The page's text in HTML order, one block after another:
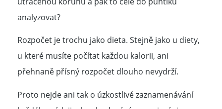
analyzovat?
Rozpočet je trochu jako dieta. Stejně jako u diety,
u které musíte počítat každou kalorii, ani
přehnaně přísný rozpočet dlouho nevydrží.
Proto nejde ani tak o úzkostlivé zaznamenávání